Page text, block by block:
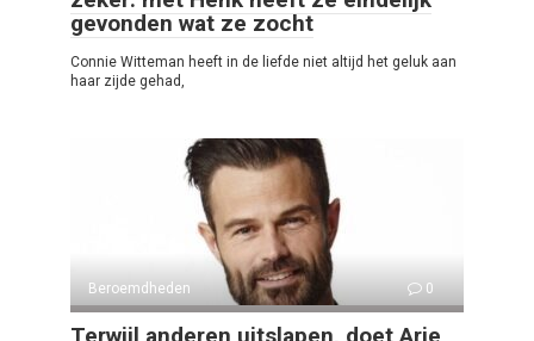
gevonden wat ze zocht
Connie Witteman heeft in de liefde niet altijd het geluk aan
haar zijde gehad,
Beroemdheden 0
Terwijl anderen uitslapen, doet Arie